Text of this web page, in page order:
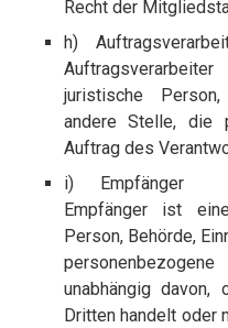
Recht der
h)
juristische
andere Stelle, die
Auftrag des
i) Empfänger
Empfänger ist
Person, Behörde,
unabhängig
Dritten handelt oder